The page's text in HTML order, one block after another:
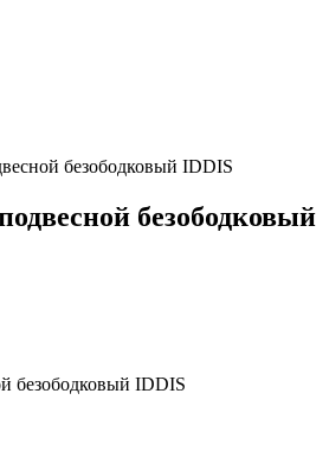
безободковый IDDIS
безободковый
безободковый IDDIS